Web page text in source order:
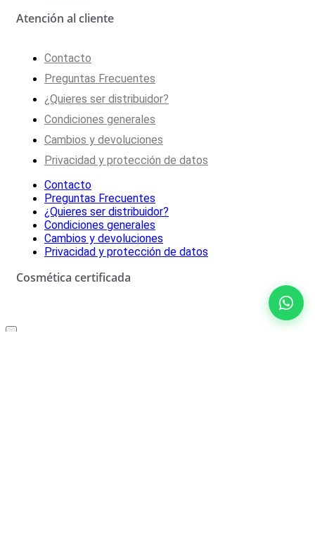
Atención al cliente
Contacto
Preguntas Frecuentes
¿Quieres ser distribuidor?
Condiciones generales
Cambios y devoluciones
Privacidad y protección de datos
Contacto
Preguntas Frecuentes
¿Quieres ser distribuidor?
Condiciones generales
Cambios y devoluciones
Privacidad y protección de datos
Cosmética certificada